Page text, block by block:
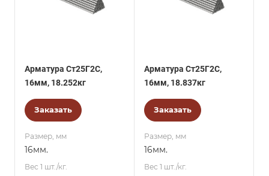
Арматура Ст25Г2С,
16мм, 18.252кг
Заказать
Размер, мм
16мм.
Вес 1 шт./кг.
Арматура Ст25Г2С,
16мм, 18.837кг
Заказать
Размер, мм
16мм.
Вес 1 шт./кг.